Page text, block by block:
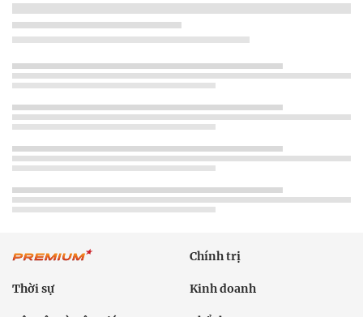
Chính trị
Thời sự Kinh doanh